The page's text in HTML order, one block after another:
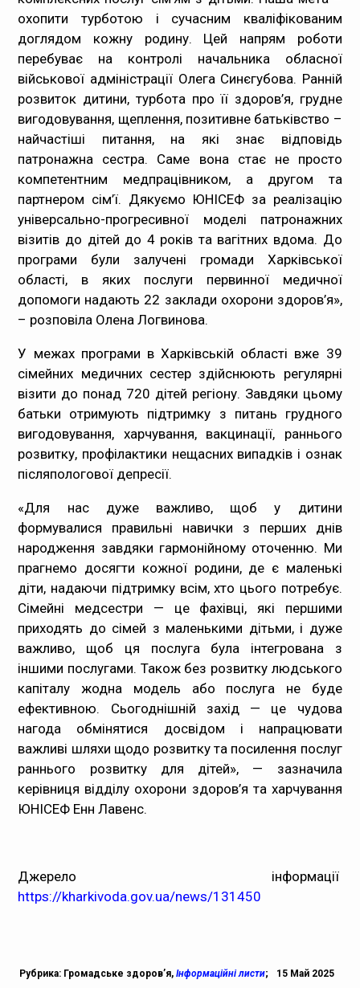
охопити турботою і сучасним кваліфікованим
доглядом кожну родину. Цей напрям роботи
перебуває на контролі начальника обласної
військової адміністрації Олега Синєгубова. Ранній
розвиток дитини, турбота про її здоров’я, грудне
вигодовування, щеплення, позитивне батьківство –
найчастіші питання, на які знає відповідь
патронажна сестра. Саме вона стає не просто
компетентним медпрацівником, а другом та
партнером сім’ї. Дякуємо ЮНІСЕФ за реалізацію
універсально-прогресивної моделі патронажних
візитів до дітей до 4 років та вагітних вдома. До
програми були залучені громади Харківської
області, в яких послуги первинної медичної
допомоги надають 22 заклади охорони здоров’я»,
– розповіла Олена Логвинова.
У межах програми в Харківській області вже 39
сімейних медичних сестер здійснюють регулярні
візити до понад 720 дітей регіону. Завдяки цьому
батьки отримують підтримку з питань грудного
вигодовування, харчування, вакцинації, раннього
розвитку, профілактики нещасних випадків і ознак
післяпологової депресії.
«Для нас дуже важливо, щоб у дитини
формувалися правильні навички з перших днів
народження завдяки гармонійному оточенню. Ми
прагнемо досягти кожної родини, де є маленькі
діти, надаючи підтримку всім, хто цього потребує.
Сімейні медсестри — це фахівці, які першими
приходять до сімей з маленькими дітьми, і дуже
важливо, щоб ця послуга була інтегрована з
іншими послугами. Також без розвитку людського
капіталу жодна модель або послуга не буде
ефективною. Сьогоднішній захід — це чудова
нагода обмінятися досвідом і напрацювати
важливі шляхи щодо розвитку та посилення послуг
раннього розвитку для дітей», — зазначила
керівниця відділу охорони здоров’я та харчування
ЮНІСЕФ Енн Лавенс.
Джерело інформації
https://kharkivoda.gov.ua/news/131450
Рубрика: Громадське здоров’я, Інформаційні листи; 15 Май 2025